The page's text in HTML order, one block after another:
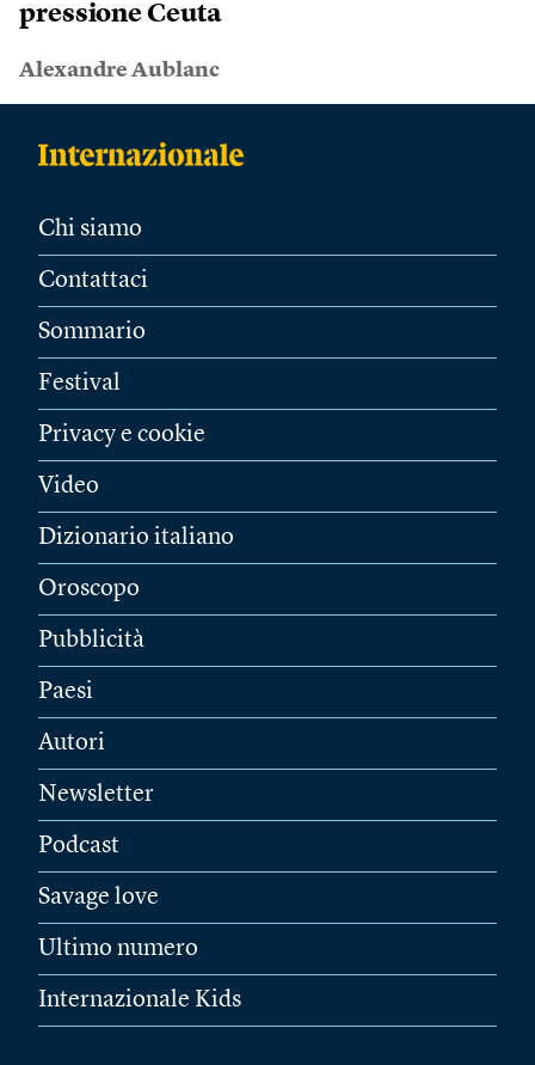
pressione Ceuta
Alexandre Aublanc
Chi siamo
Contattaci
Sommario
Festival
Privacy e cookie
Video
Dizionario italiano
Oroscopo
Pubblicità
Paesi
Autori
Newsletter
Podcast
Savage love
Ultimo numero
Internazionale Kids